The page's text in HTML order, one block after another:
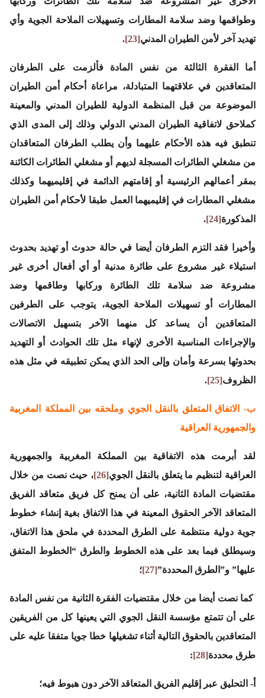
وطواقمها وضد سلامة المطارات وتسهيلات الملاحة الجوية وأي
تهديد آخر لأمن الطيران المدني[23]
.
أما الفقرة الثالثة من نفس المادة فألزمت على الطرفان
المتعاقدين في علاقتهما المتبادلة، مراعاة أحكام أمن الطيران
الموضوعة من قبل المنظمة الدولية للطيران المدني والمعينة
كملاحق لاتفاقية الطيران المدني الدولي وذلك إلى المدى الذي
تنطبق فيه هذه الأحكام عليهما وأن يطلب الطرفان المتعاقدان
من مشغلي الطائرات المسجلة لديهم أو مشغلي الطائرات الكائنة
بمقر أعمالهم الرئيسية أو إقامتهم الدائمة في إقليميهما وكذلك
مشغلي المطارات في إقليميهما العمل طبقا لأحكام أمن الطيران
المذكورة[24]
.
وأخيرا فقد التزم الطرفان أيضا في حالة حدوث أو تهديد بحدوث
استيلاء غير مشروع على طائرة مدنية أو أي أفعال أخرى غير
مشروعة ضد سلامة تلك الطائرة وركابها وطاقمها وضد
المطارات أو تسهيلات الملاحة الجوية، يتوجب على الطرفين
المتعاقدين أن يساعد كل منهما الآخر بتسهيل الاتصالات
والإجراءات المناسبة الأخرى لإنهاء مثل تلك الحوادث أو التهديد
بحدوثها بسرعة وأمان وإلى الحد الذي يمكن تطبيقه في مثل هذه
الظروف[25]
.
ب- الاتفاق المتعلق بالنقل الجوي وملحقه بين المملكة المغربية
والجمهورية العراقية
لقد أبرمت هذه الاتفاقية بين المملكة المغربية والجمهورية
العراقية لتنظيم ما يتعلق بالنقل الجوي[26]
، حيث نصت من خلال
مقتضيات المادة الثانية، على أن يمنح كل فريق متعاقد الفريق
المتعاقد الآخر الحقوق المعينة في هذا الاتفاق بغية إنشاء خطوط
جوية دولية منتظمة على الطرق المحددة في ملحق هذا الاتفاق،
وسيطلق فيما بعد على هذه الخطوط والطرق “الخطوط المتفق
عليها” و”الطرق المحددة”[27] ؛
كما نصت أيضا من خلال مقتضيات الفقرة الثانية من نفس المادة
على أن تتمتع مؤسسة النقل الجوي التي يعينها كل من الفريقين
المتعاقدين بالحقوق التالية أثناء تشغيلها خطا جويا متفقا عليه على
طرق محددة[28]
:
‌أ- التحليق عبر إقليم الفريق المتعاقد الآخر دون هبوط فيه؛